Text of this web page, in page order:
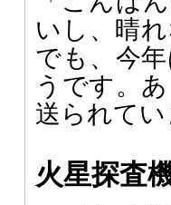
いし、晴
でも、今
うです。
送られてい
火星探査